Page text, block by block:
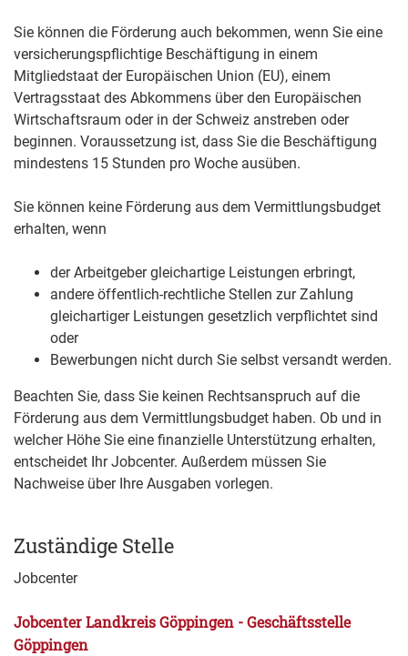
Sie können die Förderung auch bekommen, wenn Sie eine
versicherungspflichtige Beschäftigung in einem
Mitgliedstaat der Europäischen Union (EU), einem
Vertragsstaat des Abkommens über den Europäischen
Wirtschaftsraum oder in der Schweiz anstreben oder
beginnen. Voraussetzung ist, dass Sie die Beschäftigung
mindestens 15 Stunden pro Woche ausüben.
Sie können keine Förderung aus dem Vermittlungsbudget
erhalten, wenn
der Arbeitgeber gleichartige Leistungen erbringt,
andere öffentlich-rechtliche Stellen zur Zahlung
gleichartiger Leistungen gesetzlich verpflichtet sind
oder
Bewerbungen nicht durch Sie selbst versandt werden.
Beachten Sie, dass Sie keinen Rechtsanspruch auf die
Förderung aus dem Vermittlungsbudget haben. Ob und in
welcher Höhe Sie eine finanzielle Unterstützung erhalten,
entscheidet Ihr Jobcenter. Außerdem müssen Sie
Nachweise über Ihre Ausgaben vorlegen.
Zuständige Stelle
Jobcenter
Jobcenter Landkreis Göppingen - Geschäftsstelle
Göppingen